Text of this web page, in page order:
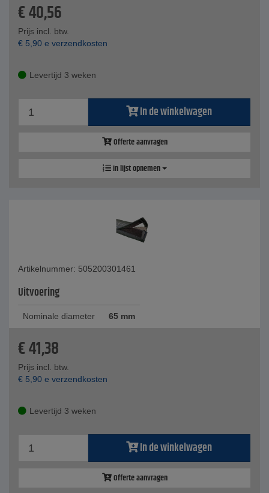
€40,56
Prijs incl. btw.
€ 5,90 e verzendkosten
Levertijd 3 weken
In de winkelwagen
Offerte aanvragen
In lijst opnemen
Artikelnummer: 505200301461
Uitvoering
Nominale diameter 65 mm
€41,38
Prijs incl. btw.
€ 5,90 e verzendkosten
Levertijd 3 weken
In de winkelwagen
Offerte aanvragen